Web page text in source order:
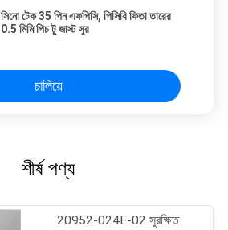
সিনো টেক 35 পিন এফপিসি, পিসিবি ফিতা তারের
0.5 মিমি পিচ টু জাস্ট সুর
চালিয়ে
শীর্ষ পণ্য
20952-024E-02 সুরক্ষিত